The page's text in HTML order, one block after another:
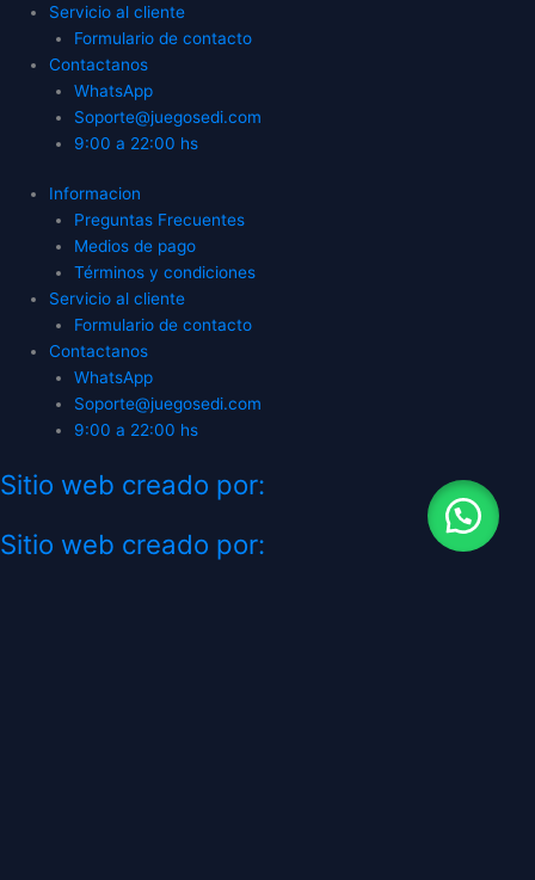
Servicio al cliente
Formulario de contacto
Contactanos
WhatsApp
Soporte@juegosedi.com
9:00 a 22:00 hs
Informacion
Preguntas Frecuentes
Medios de pago
Términos y condiciones
Servicio al cliente
Formulario de contacto
Contactanos
WhatsApp
Soporte@juegosedi.com
9:00 a 22:00 hs
Sitio web creado por:
Sitio web creado por: